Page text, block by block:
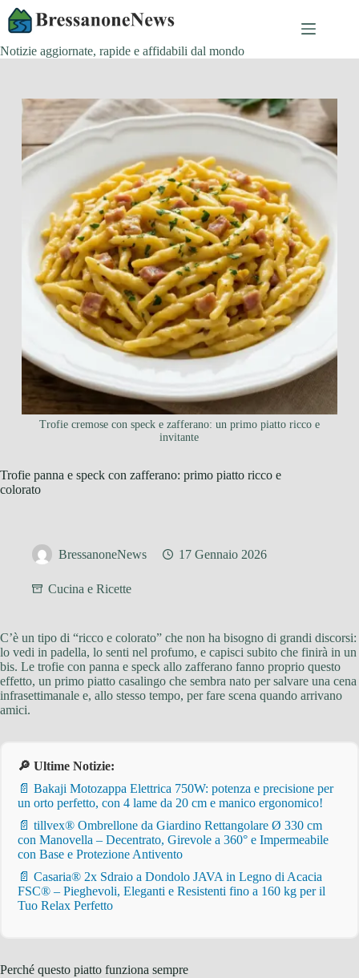
Salta
contenuto
Notizie aggiornate, rapide e affidabili dal mondo
Trofie cremose con speck e zafferano: un primo piatto ricco e
invitante
Trofie panna e speck con zafferano: primo piatto ricco e
colorato
BressanoneNews 17 Gennaio 2026
Cucina e Ricette
C’è un tipo di “ricco e colorato” che non ha bisogno di grandi discorsi:
lo vedi in padella, lo senti nel profumo, e capisci subito che finirà in un
bis. Le trofie con panna e speck allo zafferano fanno proprio questo
effetto, un primo piatto casalingo che sembra nato per salvare una cena
infrasettimanale e, allo stesso tempo, per fare scena quando arrivano
amici.
🔎 Ultime Notizie:
📄 Bakaji Motozappa Elettrica 750W: potenza e precisione per
un orto perfetto, con 4 lame da 20 cm e manico ergonomico!
📄 tillvex® Ombrellone da Giardino Rettangolare Ø 330 cm
con Manovella – Decentrato, Girevole a 360° e Impermeabile
con Base e Protezione Antivento
📄 Casaria® 2x Sdraio a Dondolo JAVA in Legno di Acacia
FSC® – Pieghevoli, Eleganti e Resistenti fino a 160 kg per il
Tuo Relax Perfetto
Perché questo piatto funziona sempre